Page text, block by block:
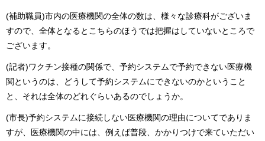
(補助職員)市内の医療機関の全体の数は、様々な診療科がございま
すので、全体となるとこちらのほうでは把握はしていないところで
ございます。
(記者)ワクチン接種の関係で、予約システムで予約できない医療機
関というのは、どうして予約システムにできないのかということ
と、それは全体のどれぐらいあるのでしょうか。
(市長)予約システムに接続しない医療機関の理由についてでありま
すが、医療機関の中には、例えば普段、かかりつけで来ていただい